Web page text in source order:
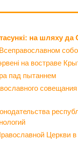
на шляху да
на востраве
пад пытаннем
Церкви в